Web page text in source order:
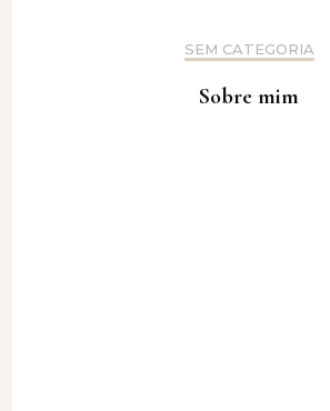
SEM CATEGORIA
Sobre mim